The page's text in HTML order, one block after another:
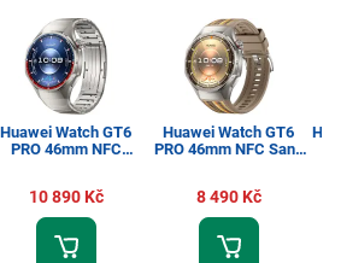
Huawei Watch GT6
PRO 46mm NFC
10 890 Kč
Huawei Watch GT6
PRO 46mm NFC Sand
8 490 Kč